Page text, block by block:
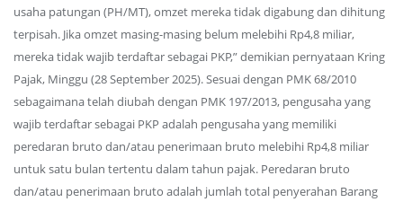
usaha patungan (PH/MT), omzet mereka tidak digabung dan dihitung
terpisah. Jika omzet masing-masing belum melebihi Rp4,8 miliar,
mereka tidak wajib terdaftar sebagai PKP,” demikian pernyataan Kring
Pajak, Minggu (28 September 2025). Sesuai dengan PMK 68/2010
sebagaimana telah diubah dengan PMK 197/2013, pengusaha yang
wajib terdaftar sebagai PKP adalah pengusaha yang memiliki
peredaran bruto dan/atau penerimaan bruto melebihi Rp4,8 miliar
untuk satu bulan tertentu dalam tahun pajak. Peredaran bruto
dan/atau penerimaan bruto adalah jumlah total penyerahan Barang